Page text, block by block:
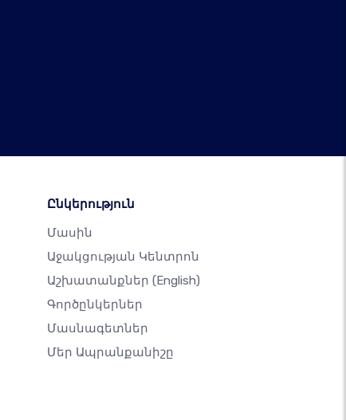
Ընկերություն
Մասին
Աջակցության Կենտրոն
Աշխատանքներ (English)
Գործընկերներ
Մասնագետներ
Մեր Ապրանքանիշը